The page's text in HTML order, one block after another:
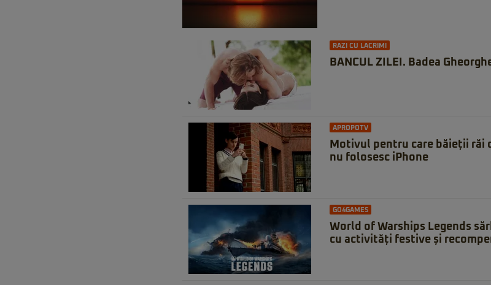
RAZI CU LACRIMI
BANCUL ZILEI. Badea
APROPOTV
Motivul pentru care băieții răi
nu folosesc iPhone
GO4GAMES
World of Warships Legends
cu activități festive și